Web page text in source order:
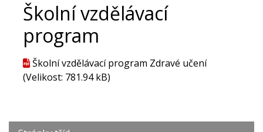
Školní vzdělávací
program
Školní vzdělávací program Zdravé učení
(Velikost: 781.94 kB)